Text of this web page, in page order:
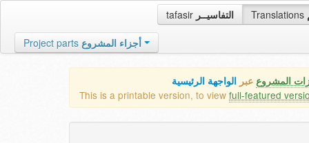
tafasir التفاسيــر Translations
Project parts أجزاء المشروع
المشروع عبر الواجهة الرئيسية
This is a printable version, to view full-featured